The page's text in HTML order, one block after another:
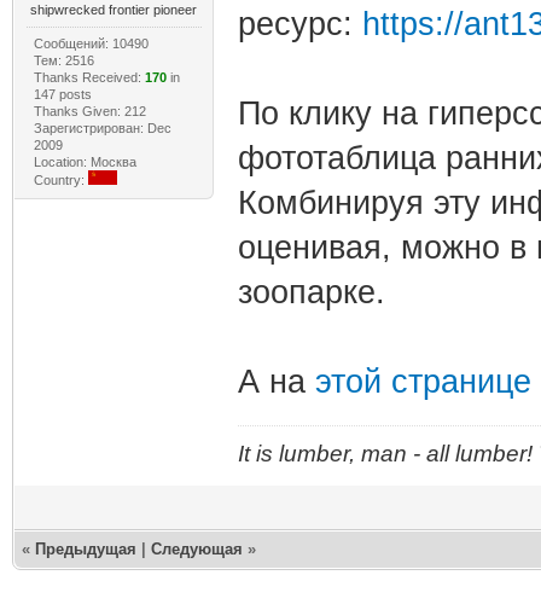
shipwrecked frontier pioneer
Сообщений: 10490
Тем: 2516
Thanks Received: 170in
147 posts
Thanks Given: 212
Зарегистрирован: Dec
2009
Location: Москва
Country:
ресурс: https://
По клику на
фототаблица
Комбинируя эту
оценивая, можно в
зоопарке.
А на этой странице
It is lumber, man - all
« Предыдущая Следующая »